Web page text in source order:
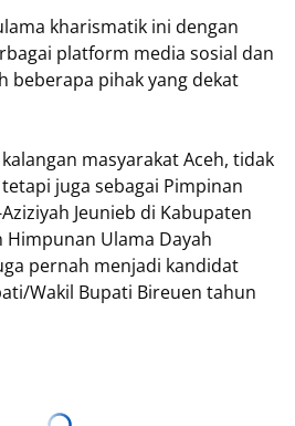
kharismatik ini dengan
platform media sosial dan
beberapa pihak yang dekat
masyarakat Aceh, tidak
juga sebagai Pimpinan
Jeunieb di Kabupaten
Ulama Dayah
pernah menjadi kandidat
Wakil Bupati Bireuen tahun